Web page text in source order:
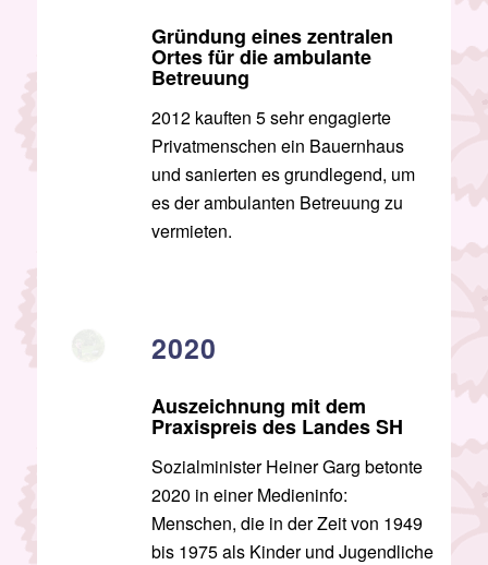
Gründung eines zentralen
Ortes für die ambulante
Betreuung
2012 kauften 5 sehr engagierte
Privatmenschen ein Bauernhaus
und sanierten es grundlegend, um
es der ambulanten Betreuung zu
vermieten.
2020
Auszeichnung mit dem
Praxispreis des Landes SH
Sozialminister Heiner Garg betonte
2020 in einer Medieninfo:
Menschen, die in der Zeit von 1949
bis 1975 als Kinder und Jugendliche